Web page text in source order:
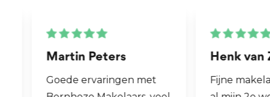
Martin Peters
Goede ervaringen met
Henk van
Fijne makelaar.